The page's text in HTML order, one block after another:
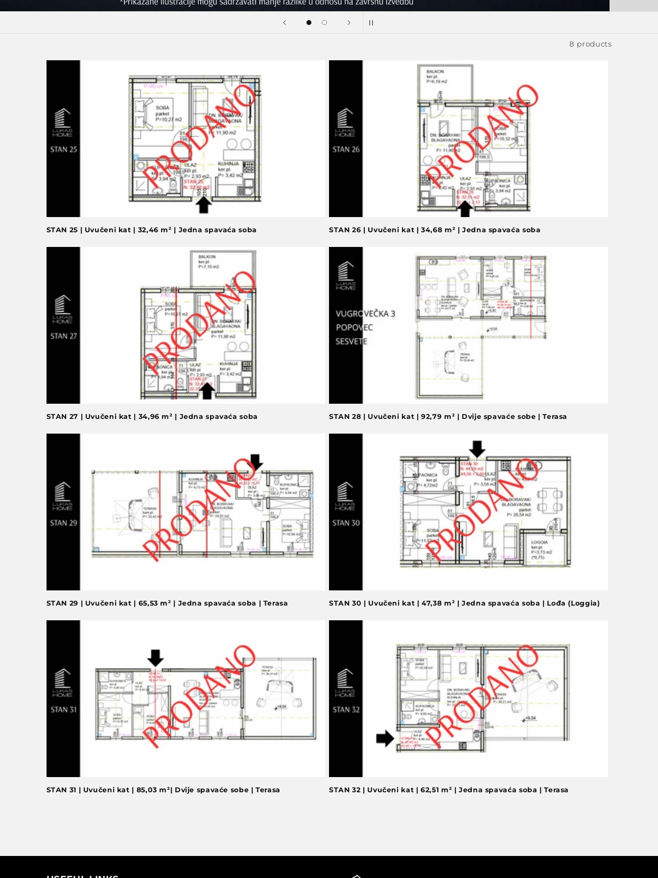
8 products
STAN 25 | Uvučeni kat | 32,46 m² | Jedna spavaća soba STAN 26 | Uvučeni kat | 34,68 m² | Jedna spavaća soba
STAN 27 | Uvučeni kat | 34,96 m² | Jedna spavaća soba STAN 28 | Uvučeni kat | 92,79 m² | Dvije spavaće sobe | Terasa
STAN 29 | Uvučeni kat | 65,53 m² | Jedna spavaća soba | Terasa STAN 30 | Uvučeni kat | 47,38 m² | Jedna spavaća soba | Lođa (Loggia)
STAN 31 | Uvučeni kat | 85,03 m²| Dvije spavaće sobe | Terasa STAN 32 | Uvučeni kat | 62,51 m² | Jedna spavaća soba | Terasa